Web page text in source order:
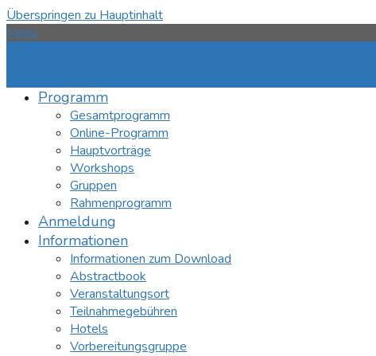
Überspringen zu Hauptinhalt
Menü
Programm
Gesamtprogramm
Online-Programm
Hauptvorträge
Workshops
Gruppen
Rahmenprogramm
Anmeldung
Informationen
Informationen zum Download
Abstractbook
Veranstaltungsort
Teilnahmegebühren
Hotels
Vorbereitungsgruppe